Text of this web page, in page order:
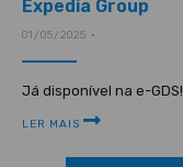
Expedia Group
01/05/2025 •
Já disponível na e-GDS!
LER MAIS